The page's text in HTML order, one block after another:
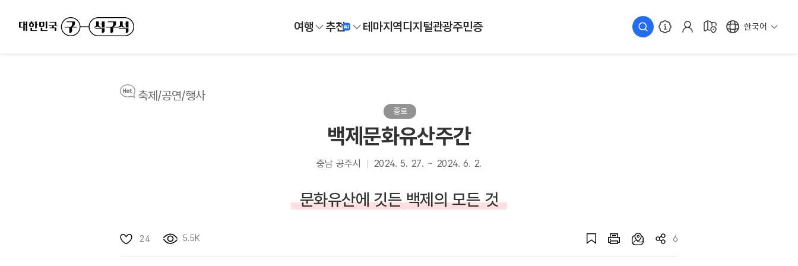
여행 추천 테마지역디지털관광주민증 한국어
축제/공연/행사
종료
백제문화유산주간
충남 공주시 2024. 5. 27. ~ 2024. 6. 2.
문화유산에 깃든 백제의 모든 것
24 5.5K 6